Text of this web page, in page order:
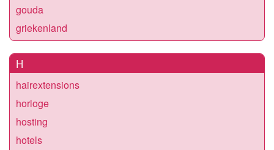
gouda
griekenland
H
hairextensions
horloge
hosting
hotels